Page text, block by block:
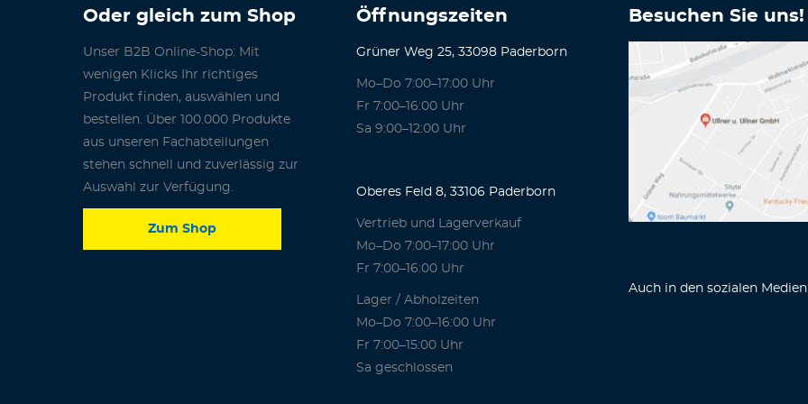
Oder gleich zum Shop
Unser B2B Online-Shop: Mit
wenigen Klicks Ihr richtiges
Produkt finden, auswählen und
bestellen. Über 100.000 Produkte
aus unseren Fachabteilungen
stehen schnell und zuverlässig zur
Auswahl zur Verfügung.
Zum Shop
Öffnungszeiten
Grüner Weg 25, 33098 Paderborn
Mo–Do 7:00–17:00 Uhr
Fr 7:00–16:00 Uhr
Sa 9:00–12:00 Uhr
Oberes Feld 8, 33106 Paderborn
Vertrieb und Lagerverkauf
Mo–Do 7:00–17:00 Uhr
Fr 7:00–16:00 Uhr
Lager / Abholzeiten
Mo–Do 7:00–16:00 Uhr
Fr 7:00–15:00 Uhr
Sa geschlossen
Besuchen Sie uns!
Auch in den sozialen